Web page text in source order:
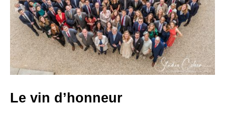
Le vin d’honneur